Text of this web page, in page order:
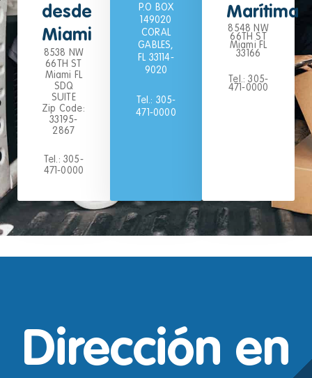
desde
Miami
8538 NW
66TH ST
Miami FL
SDQ
SUITE
Zip Code:
33195-
2867
Tel.: 305-
471-0000
P.O BOX
149020
CORAL
GABLES,
FL 33114-
9020
Tel.: 305-
471-0000
Marítima
8548 NW
66TH ST
Miami FL
33166
Tel.: 305-
471-0000
Dirección en